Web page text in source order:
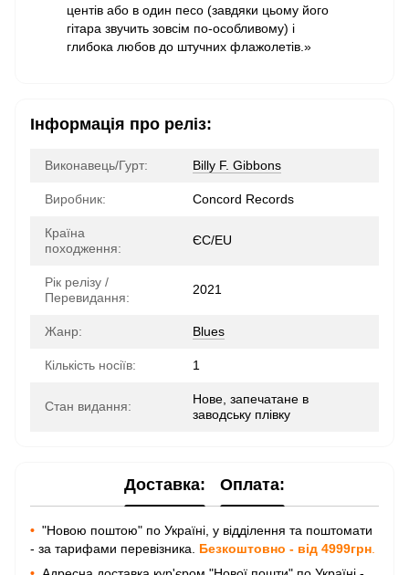
центів або в один песо (завдяки цьому його
гітара звучить зовсім по-особливому) і
глибока любов до штучних флажолетів.»
Інформація про реліз:
Виконавець/Гурт: Billy F. Gibbons
Виробник: Concord Records
Країна
походження:
ЄС/EU
Рік релізу /
Перевидання:
2021
Жанр: Blues
Кількість носіїв: 1
Стан видання:
Нове, запечатане в
заводську плівку
Доставка: Оплата:
• "Новою поштою" по Україні, у відділення та поштомати
- за тарифами перевізника. Безкоштовно - від 4999грн